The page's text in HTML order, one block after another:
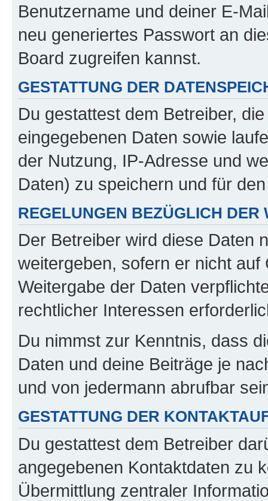
Benutzername und deiner E-
neu generiertes Passwort an
Board zugreifen kannst.
GESTATTUNG DER
Du gestattest dem Betreiber,
eingegebenen Daten sowie
der Nutzung, IP-Adresse und
Daten) zu speichern und für
REGELUNGEN BEZÜGLICH DER
Der Betreiber wird diese Daten
weitergeben, sofern er nicht
Weitergabe der Daten
rechtlicher Interessen
Du nimmst zur Kenntnis, dass
Daten und deine Beiträge je
und von jedermann abrufbar
GESTATTUNG DER
Du gestattest dem Betreiber
angegebenen Kontaktdaten zu
Übermittlung zentraler